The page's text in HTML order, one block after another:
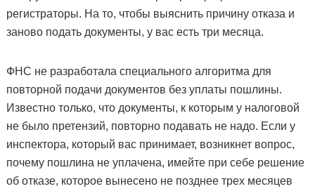
регистраторы. На то, чтобы выяснить причину отказа и
заново подать документы, у вас есть три месяца.
ФНС не разработала специального алгоритма для
повторной подачи документов без уплаты пошлины.
Известно только, что документы, к которым у налоговой
не было претензий, повторно подавать не надо. Если у
инспектора, который вас принимает, возникнет вопрос,
почему пошлина не уплачена, имейте при себе решение
об отказе, которое вынесено не позднее трех месяцев